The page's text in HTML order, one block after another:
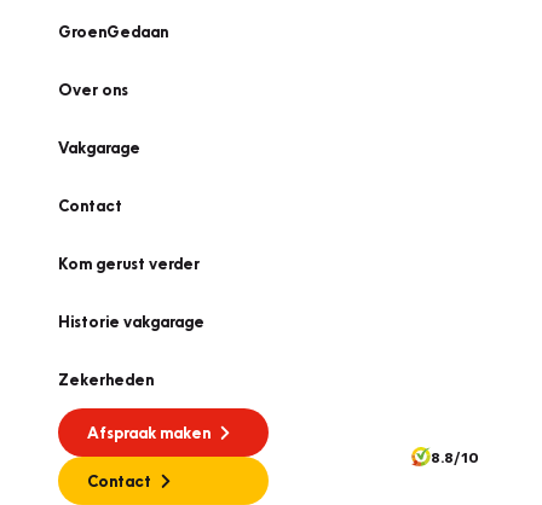
GroenGedaan
Over ons
Vakgarage
Contact
Kom gerust verder
Historie vakgarage
Zekerheden
Afspraak maken
Contact
8.8/10